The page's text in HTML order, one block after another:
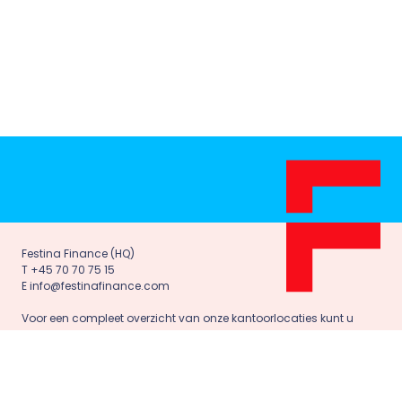
Festina Finance (HQ)
T +45 70 70 75 15
E info@festinafinance.com
Voor een compleet overzicht van onze kantoorlocaties kunt u